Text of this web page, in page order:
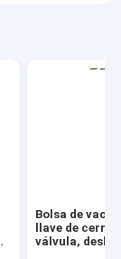
Bolsa de vacío
llave de
válvula,